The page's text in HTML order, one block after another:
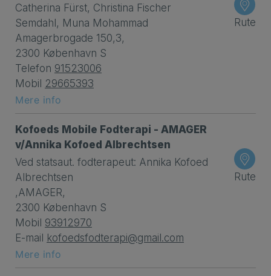
Catherina Fürst, Christina Fischer
Semdahl, Muna Mohammad
Amagerbrogade 150,3,
2300 København S
Telefon 91523006
Mobil 29665393
Mere info
Rute
Kofoeds Mobile Fodterapi - AMAGER
v/Annika Kofoed Albrechtsen
Ved statsaut. fodterapeut: Annika Kofoed
Albrechtsen
,AMAGER,
2300 København S
Mobil 93912970
E-mail
kofoedsfodterapi@gmail.com
Mere info
Rute